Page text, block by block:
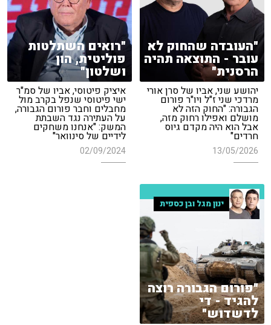
"העובדה שהחוק לא
עובר - התוצאה תהיה
הרסנית"
יהושע שני, אביו של סרן אורי
מרדכי שני ז"ל ויו"ר פורום
הגבורה: "החוק הזה לא
מושלם ואפילו רחוק מזה,
אבל הוא היה מקדם גיוס
חרדים"
13/05/2026
"רואים השתלטות
פוליטית, הון
ושלטון"
איציק פיטוסי, אביו של סמ"ר
ישי פיטוסי שנפל בקרב מול
מחבלים וחבר פורום הגבורה,
על העתירה נגד השבתת
המשק: "אנחנו משחקים
לידיים של סינוואר"
02/09/2024
ינון מגל ובן כספית
"פורום הגבורה רוצה
להגיד - די
לדשדוש"